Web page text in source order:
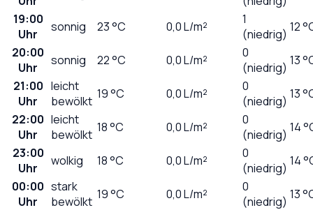
19:00
Uhr
sonnig 23°C 0,0L/m²
1
(niedrig) 12
20:00
Uhr
sonnig 22°C 0,0L/m²
0
(niedrig) 13
21:00
Uhr
leicht
bewölkt 19°C 0,0L/m²
0
(niedrig) 13
22:00
Uhr
leicht
bewölkt 18°C 0,0L/m²
0
(niedrig) 14
23:00
Uhr
wolkig 18°C 0,0L/m²
0
(niedrig) 14
00:00
Uhr
stark
bewölkt 19°C 0,0L/m²
0
(niedrig) 13